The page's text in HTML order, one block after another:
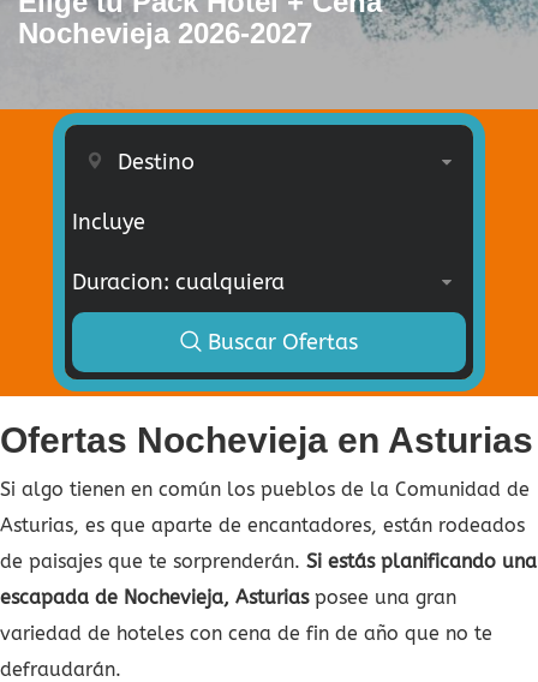
Nochevieja 2026-2027
Incluye
Buscar Ofertas
Ofertas Nochevieja en Asturias
Si algo tienen en común los pueblos de la Comunidad de
Asturias, es que aparte de encantadores, están rodeados
de paisajes que te sorprenderán. Si estás planificando una
escapada de Nochevieja, Asturiasposee una gran
variedad de hoteles con cena de fin de año que no te
defraudarán.